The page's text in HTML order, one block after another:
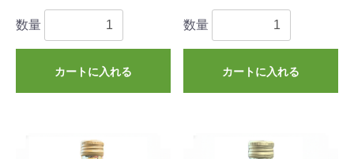
数量
カートに入れる
数量
カートに入れる